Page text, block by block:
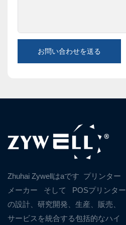
お問い合わせを送る
Zhuhai Zywellはaです プリンター
メーカー
そして
POSプリンター
の設計、研究開発、生産、販売、
サービスを統合する包括的なハイ